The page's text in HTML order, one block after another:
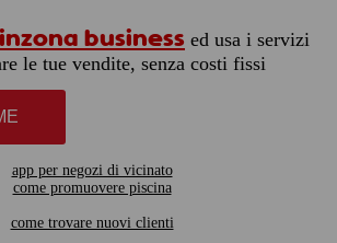
business ed usa i servizi
le tue vendite, senza costi fissi
app per negozi di vicinato
come promuovere piscina
come trovare nuovi clienti